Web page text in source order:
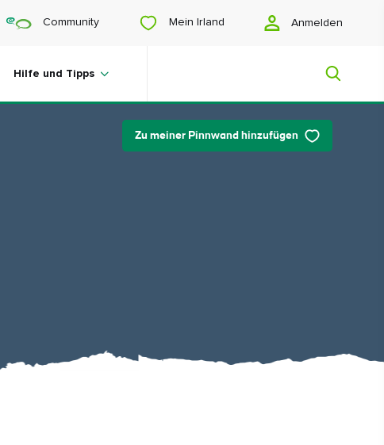
Community Mein Irland Anmelden
Hilfe und Tipps
Zu meiner Pinnwand hinzufügen